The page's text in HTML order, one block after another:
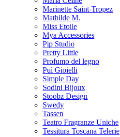
Marinette Saint-Tropez
Mathilde M.
Miss Etoile
Mya Accessories
Pip Studio
Pretty Little
Profumo del legno
Puì Gioielli
Simple Day
Sodini Bijoux
Stoobz Design
Swedy
Tassen
Teatro Fragranze Uniche
Tessitura Toscana Telerie